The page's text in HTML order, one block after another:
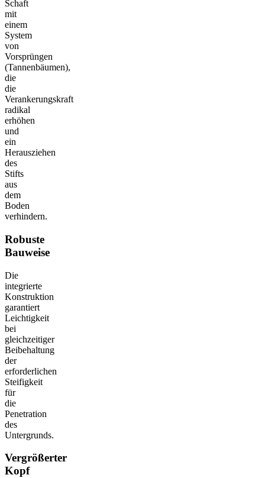
Schaft
mit
einem
System
von
Vorsprüngen
(Tannenbäumen),
die
die
Verankerungskraft
radikal
erhöhen
und
ein
Herausziehen
des
Stifts
aus
dem
Boden
verhindern.
Robuste
Bauweise
Die
integrierte
Konstruktion
garantiert
Leichtigkeit
bei
gleichzeitiger
Beibehaltung
der
erforderlichen
Steifigkeit
für
die
Penetration
des
Untergrunds.
Vergrößerter
Kopf